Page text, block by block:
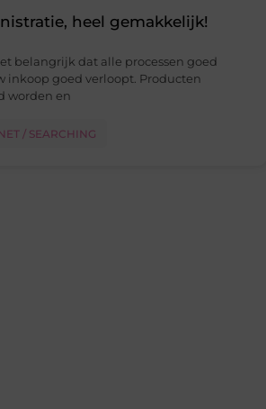
heel gemakkelijk!
belangrijk dat alle processen goed
inkoop goed verloopt. Producten
worden en
/ SEARCHING